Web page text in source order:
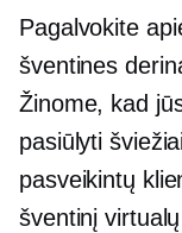
Pagalvokite
šventines
Žinome, kad
pasiūlyti
pasveikintų
šventinį